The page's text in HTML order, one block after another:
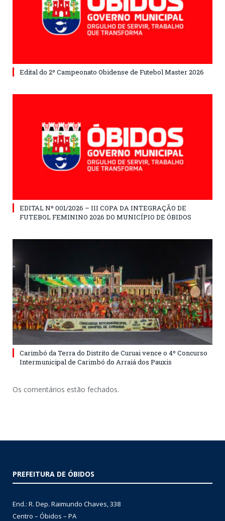
Edital do 2º Campeonato Obidense de Futebol Master 2026
EDITAL Nº 001/2026 – III COPA DA INTEGRAÇÃO DE
FUTEBOL FEMININO 2026 DO MUNICÍPIO DE ÓBIDOS
Carimbó da Terra do Distrito de Curuai vence o 4º Concurso
Intermunicipal de Carimbó do Arraiá dos Pauxis
Os comentários estão fechados.
PREFEITURA DE ÓBIDOS
End.: R. Dep. Raimundo Chaves, 338
Centro – Óbidos – PA